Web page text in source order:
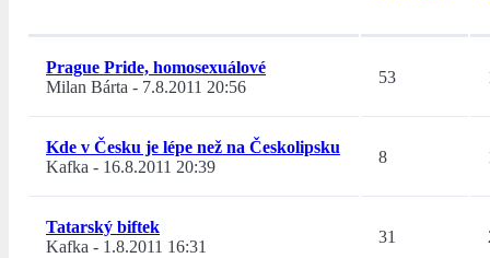
Prague Pride, homosexuálové
Milan Bárta - 7.8.2011 20:56
53
Kde v Česku je lépe než na Českolipsku
Kafka - 16.8.2011 20:39
8
Tatarský biftek
Kafka - 1.8.2011 16:31
31